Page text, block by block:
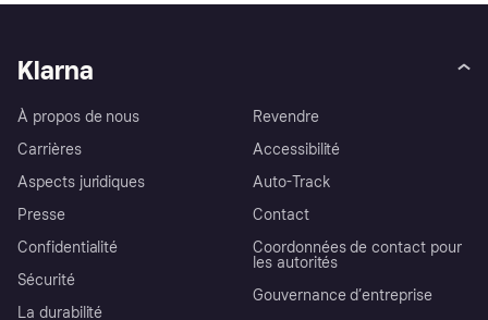
Klarna
À propos de nous
Carrières
Aspects juridiques
Presse
Confidentialité
Sécurité
La durabilité
Revendre
Accessibilité
Auto-Track
Contact
Coordonnées de contact pour
les autorités
Gouvernance d’entreprise